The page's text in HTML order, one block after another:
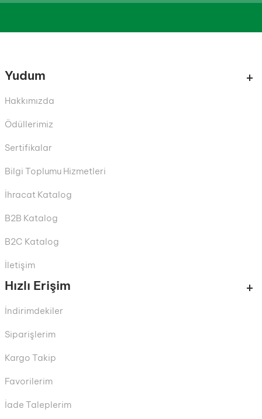
Yudum
Hakkımızda
Ödüllerimiz
Sertifikalar
Bilgi Toplumu Hizmetleri
İhracat Katalog
B2B Katalog
B2C Katalog
İletişim
Hızlı Erişim
İndirimdekiler
Siparişlerim
Kargo Takip
Favorilerim
İade Taleplerim